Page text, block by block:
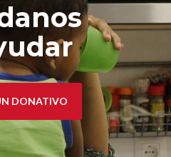
DONATIVO